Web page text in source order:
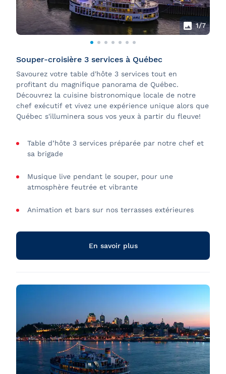
est de dix (10) sur le AML Louis-Jolliet;
Des membres d’équipage s’occuperont d’assister la
personne dans ses déplacements afin de l’emmener
Tout au long de la croisière, en cas de besoin, le
passager est assisté dans ses déplacements de la
même façon;
Toilettes à mobilité réduite au pont B seulement,
Embarquement et débarquement se feront en
Personne à mobilité réduite sans fauteuil roulant
Bateaux accessibles en tout temps;
Assistance dans les déplacements du passager dès
son arrivée à la passerelle ou avant, selon les
1/7
Souper-croisière 3 services à Québec
Savourez votre table d'hôte 3 services tout en
profitant du magnifique panorama de Québec.
Découvrez la cuisine bistronomique locale de notre
chef exécutif et vivez une expérience unique alors que
Québec s'illuminera sous vos yeux à partir du fleuve!
Table d’hôte 3 services préparée par notre chef et
sa brigade
Musique live pendant le souper, pour une
atmosphère feutrée et vibrante
Animation et bars sur nos terrasses extérieures
En savoir plus